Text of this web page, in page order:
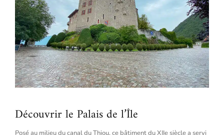
Découvrir le Palais de l’Île
Posé au milieu du canal du Thiou, ce bâtiment du XIIe siècle a servi